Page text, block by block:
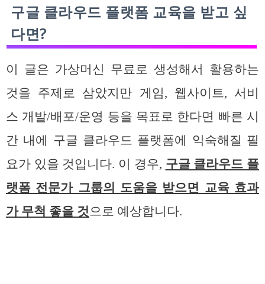
구글 클라우드 플랫폼 교육을 받고 싶
다면?
이 글은 가상머신 무료로 생성해서 활용하는
것을 주제로 삼았지만 게임, 웹사이트, 서비
스 개발/배포/운영 등을 목표로 한다면 빠른 시
간 내에 구글 클라우드 플랫폼에 익숙해질 필
요가 있을 것입니다. 이 경우, 구글 클라우드 플
랫폼 전문가 그룹의 도움을 받으면 교육 효과
가 무척 좋을 것으로 예상합니다.